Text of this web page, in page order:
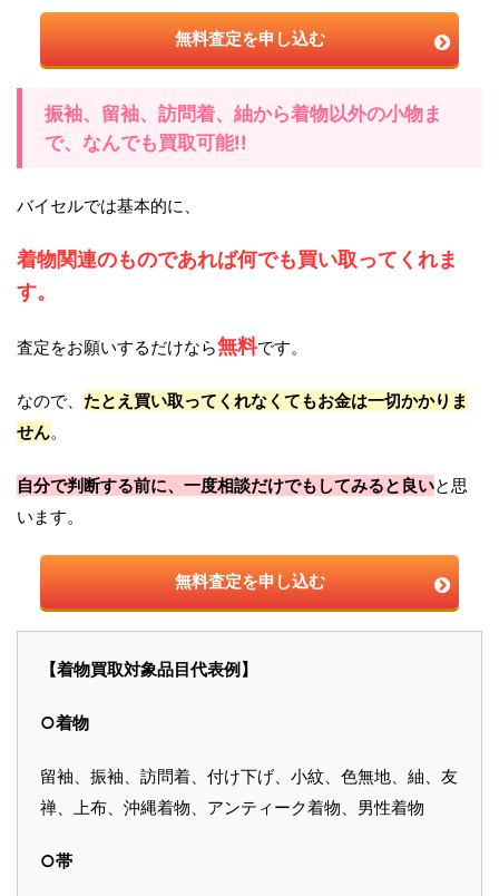
無料査定を申し込む
振袖、留袖、訪問着、紬から着物以外の小物ま
で、なんでも買取可能!!
バイセルでは基本的に、
着物関連のものであれば何でも買い取ってくれま
す。
査定をお願いするだけなら無料です。
なので、 たとえ買い取ってくれなくてもお金は一切かかりま
せん。
自分で判断する前に、一度相談だけでもしてみると良いと思
います。
無料査定を申し込む
【着物買取対象品目代表例】
○着物
留袖、振袖、訪問着、付け下げ、小紋、色無地、紬、友
禅、上布、沖縄着物、アンティーク着物、男性着物
○帯